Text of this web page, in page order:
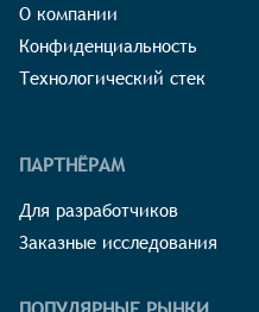
О компании
Конфиденциальность
Технологический стек
ПАРТНЁРАМ
Для разработчиков
Заказные исследования